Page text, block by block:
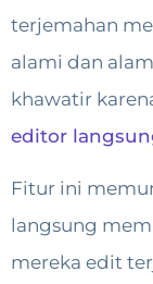
terjemahan
alami dan
khawatir
editor
Fitur ini
langsung
mereka edit